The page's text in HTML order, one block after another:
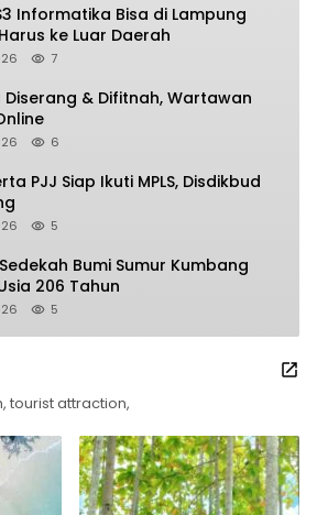
Informatika Bisa di Lampung
ke Luar Daerah
7
Diserang & Difitnah, Wartawan
6
PJJ Siap Ikuti MPLS, Disdikbud
5
Bumi Sumur Kumbang
206 Tahun
5
tourist attraction,